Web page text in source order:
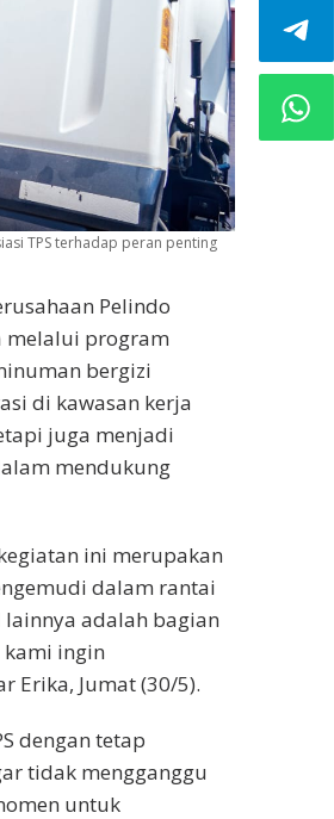
TPS terhadap peran penting
Pelindo
melalui program
bergizi
di kawasan kerja
juga menjadi
mendukung
ini merupakan
dalam rantai
adalah bagian
ingin
Erika, Jumat (30/5).
dengan tetap
tidak mengganggu
untuk